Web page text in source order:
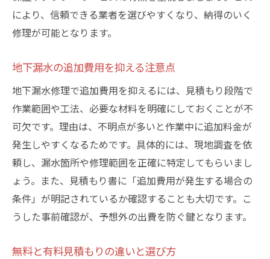
により、信頼できる業者を選びやすくなり、納得のいく
修理が可能となります。
地下漏水の追加費用を抑える注意点
地下漏水修理で追加費用を抑えるには、見積もり段階で
作業範囲や工法、必要な材料を明確にしておくことが不
可欠です。理由は、不明点が多いと作業中に追加料金が
発生しやすくなるためです。具体的には、現地調査を依
頼し、漏水箇所や修理範囲を正確に特定してもらいまし
ょう。また、見積もり書に「追加費用が発生する場合の
条件」が明記されているか確認することも大切です。こ
うした事前確認が、予想外の出費を防ぐ鍵となります。
無料と有料見積もりの違いと選び方